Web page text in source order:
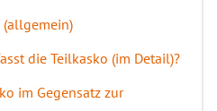
die Teilkasko (im Detail)?
im Gegensatz zur